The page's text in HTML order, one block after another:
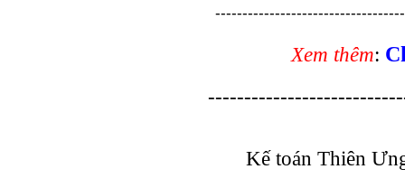
Xem thêm:
Kế toán Thiên